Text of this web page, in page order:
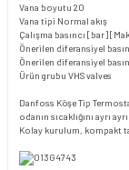
Vana boyutu 20
Vana tipi Normal akış
Çalışma basıncı [bar]
Önerilen diferansiyel
Önerilen diferansiyel
Ürün grubu VHS valves
Danfoss Köşe Tip
odanın sıcaklığını ayrı
Kolay kurulum, kompakt